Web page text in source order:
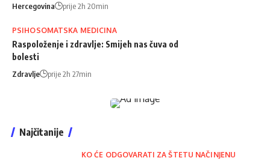
Hercegovina prije 2h 20min
PSIHOSOMATSKA MEDICINA
Raspoloženje i zdravlje: Smijeh nas čuva od
bolesti
Zdravlje prije 2h 27min
Najčitanije
KO ĆE ODGOVARATI ZA ŠTETU NAČINJENU